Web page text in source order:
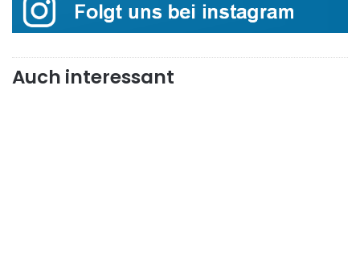
Auch interessant